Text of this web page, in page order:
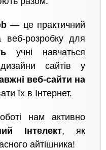
— це практичний
розробку для
учні навчаться
сайтів у
веб-сайти на
їх в Інтернет.
нам активно
Інтелект, як
айтішника!